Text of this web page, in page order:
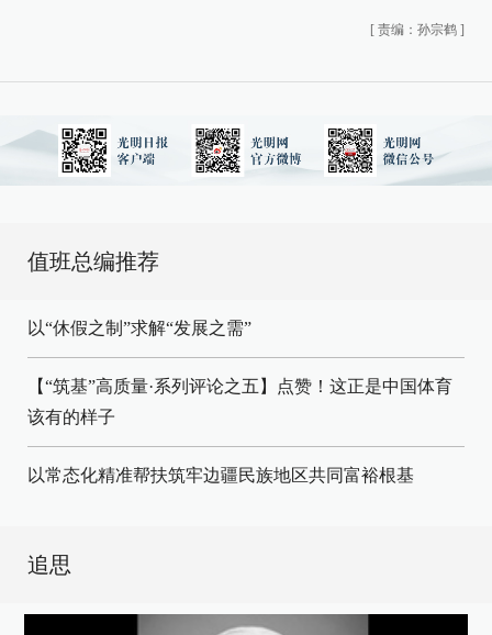
[ 责编：孙宗鹤 ]
值班总编推荐
以“休假之制”求解“发展之需”
【“筑基”高质量·系列评论之五】点赞！这正是中国体育
该有的样子
以常态化精准帮扶筑牢边疆民族地区共同富裕根基
追思